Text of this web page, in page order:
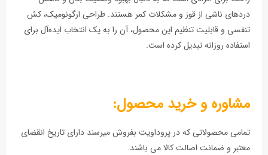
دردهای ناشی از قوز و مشکلات کمر هستند. طراحی ارگونومیک، کش
تنفسی و قابلیت تنظیم این محصول، آن را به یک انتخاب ایده‌آل برای
استفاده روزانه تبدیل کرده است.
مشاوره و خرید محصول:
تمامی محصولاتی که در پروداویت بفروش میرسند دارای تاریخ انقضای
معتبر و ضمانت اصالت کالا می باشند.